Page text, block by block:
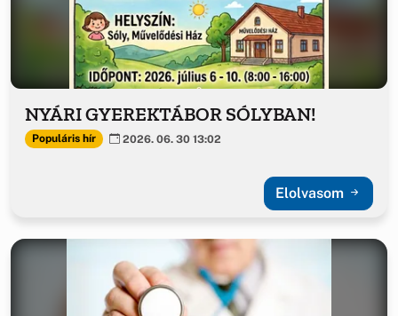
NYÁRI GYEREKTÁBOR SÓLYBAN!
Populáris hír 2026. 06. 30 13:02
Elolvasom